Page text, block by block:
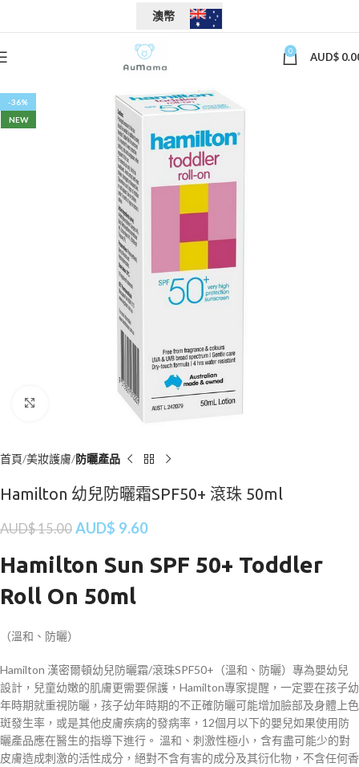
澳幣
0 AUD$
-36%
NEW
首頁 美妝護膚 防曬產品
Hamilton 幼兒防曬霜SPF50+ 滾珠 50ml
AUD$15.00 AUD$ 9.60
Hamilton Sun SPF 50+ Toddler
Roll On 50ml
（溫和、防曬）
Hamilton 漢密爾頓幼兒防曬霜/滾珠SPF50+（溫和、防曬）專為嬰幼兒
設計，兒童幼嫩的肌膚更需要保護，Hamilton專家提醒，一定要在孩子幼
年時期就重視防曬，孩子幼年時期的不正確防曬可能增加臉部及身體上色
斑發生率，或是其他皮膚疾病的發病率，12個月以下的嬰兒如果使用防
曬產品應在醫生的指導下進行。 溫和、刺激性極小，含有盡可能少的對
皮膚造成刺激的活性成分，絕對不含有害的成分及其衍化物，不含任何香